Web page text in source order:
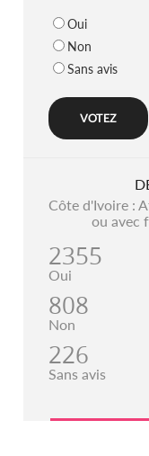
Oui
Non
Sans avis
Côte d'Ivoire :
ou avec
2355
Oui
808
Non
226
Sans avis